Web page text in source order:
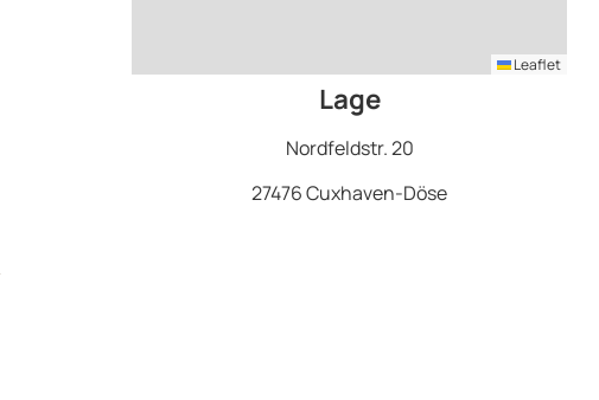
Leaflet
Lage
Nordfeldstr. 20
27476 Cuxhaven-Döse